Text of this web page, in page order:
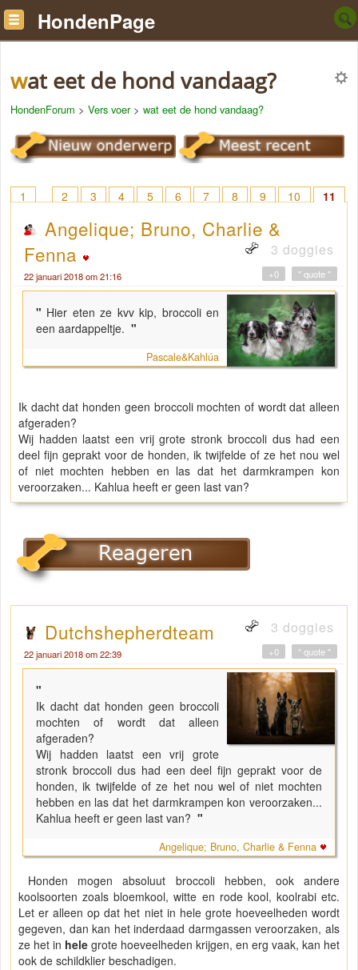
HondenPage
wat eet de hond vandaag?
HondenForum > Vers voer> wat eet de hond vandaag?
1 2 3 4 5 6 7 8 9 10
11
Angelique; Bruno, Charlie &
Fenna
3 doggies
22 januari 2018 om 21:16 " quote "
+0
" Hier eten ze kvv kip, broccoli en
een aardappeltje. "
Pascale&Kahlúa
Ik dacht dat honden geen broccoli mochten of wordt dat alleen
afgeraden?
Wij hadden laatst een vrij grote stronk broccoli dus had een
deel fijn geprakt voor de honden, ik twijfelde of ze het nou wel
of niet mochten hebben en las dat het darmkrampen kon
veroorzaken... Kahlua heeft er geen last van?
Dutchshepherdteam 3 doggies
22 januari 2018 om 22:39 " quote "
+0
"
Ik dacht dat honden geen broccoli
mochten of wordt dat alleen
afgeraden?
Wij hadden laatst een vrij grote
stronk broccoli dus had een deel fijn geprakt voor de
honden, ik twijfelde of ze het nou wel of niet mochten
hebben en las dat het darmkrampen kon veroorzaken...
Kahlua heeft er geen last van? "
Angelique; Bruno, Charlie & Fenna
Honden mogen absoluut broccoli hebben, ook andere
koolsoorten zoals bloemkool, witte en rode kool, koolrabi etc.
Let er alleen op dat het niet in hele grote hoeveelheden wordt
gegeven, dan kan het inderdaad darmgassen veroorzaken, als
ze het in hele grote hoeveelheden krijgen, en erg vaak, kan het
ook de schildklier beschadigen.